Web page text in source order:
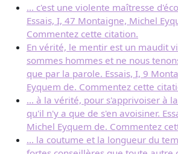
... c'est une violente maîtresse
Essais, I, 47 Montaigne, Michel
Commentez cette citation.
En vérité, le mentir est un maudit
sommes hommes et ne nous
que par la parole. Essais, I, 9
Eyquem de. Commentez cette
... à la vérité, pour s'apprivoiser à
qu'il n'y a que de s'en avoisiner.
Michel Eyquem de. Commentez
... la coutume et la longueur du